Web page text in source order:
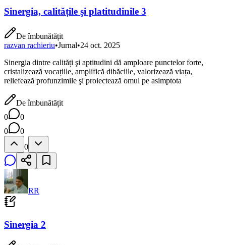
Sinergia, calitățile şi platitudinile 3
De îmbunătățit
razvan rachieriu•Jurnal•24 oct. 2025
Sinergia dintre calități şi aptitudini dă amploare punctelor forte,
cristalizează vocațiile, amplifică dibăciile, valorizează viața,
reliefează profunzimile şi proiectează omul pe asimptota
De îmbunătățit
0
0
0
0
0
RR
Sinergia 2